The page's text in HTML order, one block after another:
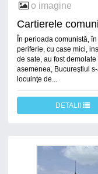
o imagine
Cartierele
În perioada comunistă,
periferie, cu case mici,
de sate, au fost
asemenea, Bucureştiul
locuinţe de...
DETALII